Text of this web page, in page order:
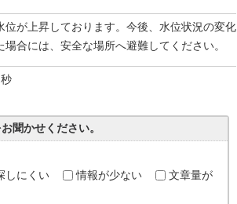
位が上昇しております。今後、水位状況の変化
合には、安全な場所へ避難してください。
聞かせください。
しにくい 情報が少ない
文章量が